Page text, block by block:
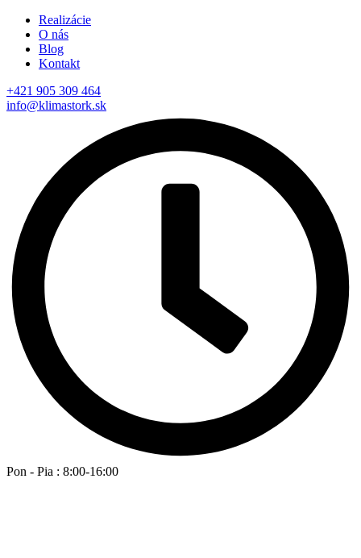
Realizácie
O nás
Blog
Kontakt
+421 905 309 464
info@klimastork.sk
Pon - Pia : 8:00-16:00